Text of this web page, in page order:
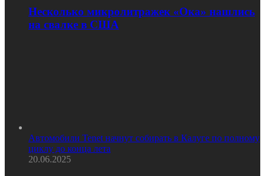
Несколько микролитражек «Ока» нашлись
на свалке в США
Автомобили Tenet начнут собирать в Калуге по полному
циклу до конца лета
20.06.2025